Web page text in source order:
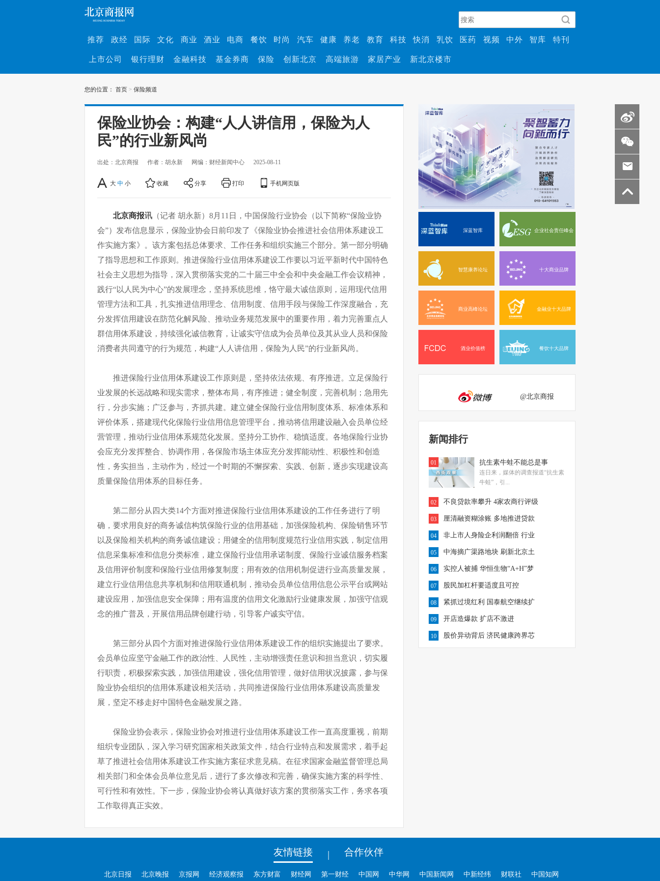
推荐 政经 国际 文化 商业 酒业 电商 餐饮 时尚 汽车 健康 养老 教育 科技 快消 乳饮 医药 视频 中外 智库 特刊
上市公司 银行理财 金融科技 基金券商 保险 创新北京 高端旅游 家居产业 新北京楼市
您的位置： 首页 > 保险频道
保险业协会：构建“人人讲信用，保险为人
民”的行业新风尚
出处：北京商报 作者：胡永新 网编：财经新闻中心 2025-08-11
大 中 小 收藏 分享 打印 手机网页版
北京商报讯 （记者 胡永新）8月11日，中国保险行业协会（以下简称“保险业协
会”）发布信息显示，保险业协会日前印发了《保险业协会推进社会信用体系建设工
作实施方案》。该方案包括总体要求、工作任务和组织实施三个部分。第一部分明确
了指导思想和工作原则。推进保险行业信用体系建设工作要以习近平新时代中国特色
社会主义思想为指导，深入贯彻落实党的二十届三中全会和中央金融工作会议精神，
践行“以人民为中心”的发展理念，坚持系统思维，恪守最大诚信原则，运用现代信用
管理方法和工具，扎实推进信用理念、信用制度、信用手段与保险工作深度融合，充
分发挥信用建设在防范化解风险、推动业务规范发展中的重要作用，着力完善重点人
群信用体系建设，持续强化诚信教育，让诚实守信成为会员单位及其从业人员和保险
消费者共同遵守的行为规范，构建“人人讲信用，保险为人民”的行业新风尚。
推进保险行业信用体系建设工作原则是，坚持依法依规、有序推进。立足保险行
业发展的长远战略和现实需求，整体布局，有序推进；健全制度，完善机制；急用先
行，分步实施；广泛参与，齐抓共建。建立健全保险行业信用制度体系、标准体系和
评价体系，搭建现代化保险行业信用信息管理平台，推动将信用建设融入会员单位经
营管理，推动行业信用体系规范化发展。坚持分工协作、稳慎适度。各地保险行业协
会应充分发挥整合、协调作用，各保险市场主体应充分发挥能动性、积极性和创造
性，务实担当，主动作为，经过一个时期的不懈探索、实践、创新，逐步实现建设高
质量保险信用体系的目标任务。
第二部分从四大类14个方面对推进保险行业信用体系建设的工作任务进行了明
确，要求用良好的商务诚信构筑保险行业的信用基础，加强保险机构、保险销售环节
以及保险相关机构的商务诚信建设；用健全的信用制度规范行业信用实践，制定信用
信息采集标准和信息分类标准，建立保险行业信用承诺制度、保险行业诚信服务档案
及信用评价制度和保险行业信用修复制度；用有效的信用机制促进行业高质量发展，
建立行业信用信息共享机制和信用联通机制，推动会员单位信用信息公示平台或网站
建设应用，加强信息安全保障；用有温度的信用文化激励行业健康发展，加强守信观
念的推广普及，开展信用品牌创建行动，引导客户诚实守信。
第三部分从四个方面对推进保险行业信用体系建设工作的组织实施提出了要求。
会员单位应坚守金融工作的政治性、人民性，主动增强责任意识和担当意识，切实履
行职责，积极探索实践，加强信用建设，强化信用管理，做好信用状况披露，参与保
险业协会组织的信用体系建设相关活动，共同推进保险行业信用体系建设高质量发
展，坚定不移走好中国特色金融发展之路。
保险业协会表示，保险业协会对推进行业信用体系建设工作一直高度重视，前期
组织专业团队，深入学习研究国家相关政策文件，结合行业特点和发展需求，着手起
草了推进社会信用体系建设工作实施方案征求意见稿。在征求国家金融监督管理总局
相关部门和全体会员单位意见后，进行了多次修改和完善，确保实施方案的科学性、
可行性和有效性。下一步，保险业协会将认真做好该方案的贯彻落实工作，务求各项
工作取得真正实效。
深蓝智库 企业社会责任峰会
智慧康养论坛 十大商业品牌
商业高峰论坛 金融业十大品牌
酒业价值榜 餐饮十大品牌
@北京商报
新闻排行
01 抗生素牛蛙不能总是事
连日来，媒体的调查报道“抗生素
牛蛙”，引...
02 不良贷款率攀升 4家农商行评级
03 厘清融资糊涂账 多地推进贷款
04 非上市人身险企利润翻倍 行业
05 中海摘广渠路地块 刷新北京土
06 实控人被捕 华恒生物“A+H”梦
07 股民加杠杆要适度且可控
08 紧抓过境红利 国泰航空继续扩
09 开店造爆款 扩店不激进
10 股价异动背后 济民健康跨界芯
友情链接 | 合作伙伴
北京日报 北京晚报 京报网 经济观察报 东方财富 财经网 第一财经 中国网 中华网 中国新闻网 中新经纬 财联社 中国知网